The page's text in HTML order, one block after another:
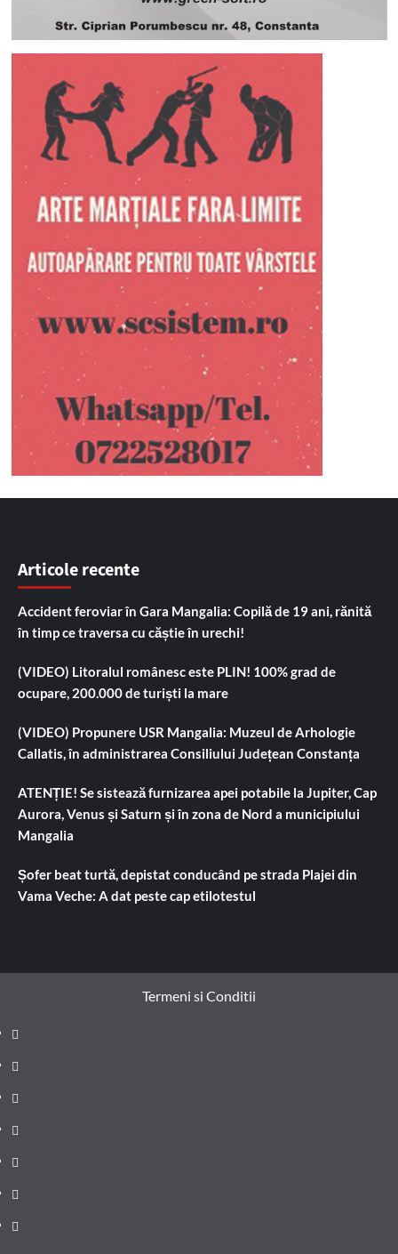
Articole recente
Accident feroviar în Gara Mangalia: Copilă de 19 ani, rănită
în timp ce traversa cu căștie în urechi!
(VIDEO) Litoralul românesc este PLIN! 100% grad de
ocupare, 200.000 de turiști la mare
(VIDEO) Propunere USR Mangalia: Muzeul de Arhologie
Callatis, în administrarea Consiliului Județean Constanța
ATENȚIE! Se sistează furnizarea apei potabile la Jupiter, Cap
Aurora, Venus și Saturn și în zona de Nord a municipiului
Mangalia
Șofer beat turtă, depistat conducând pe strada Plajei din
Vama Veche: A dat peste cap etilotestul
Termeni si Conditii
Prima
pagină
Știri
de
ultima
Administrație
locală
Actualitate
Justiție
Cultura
Sănătate